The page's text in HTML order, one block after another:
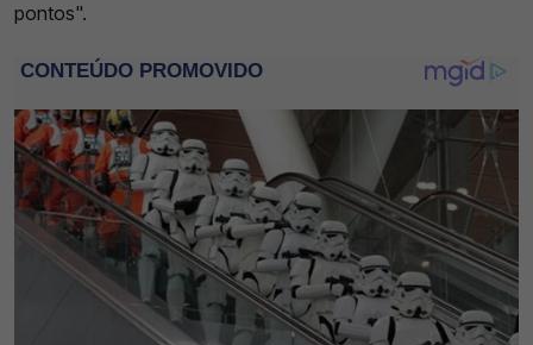
pontos".